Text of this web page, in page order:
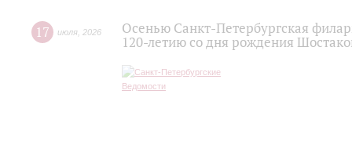
17 июля 2026
Осенью Санкт-Петербургская
120‑летию со дня рождения